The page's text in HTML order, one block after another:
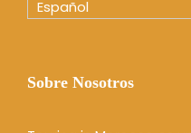
Español
Sobre Nosotros